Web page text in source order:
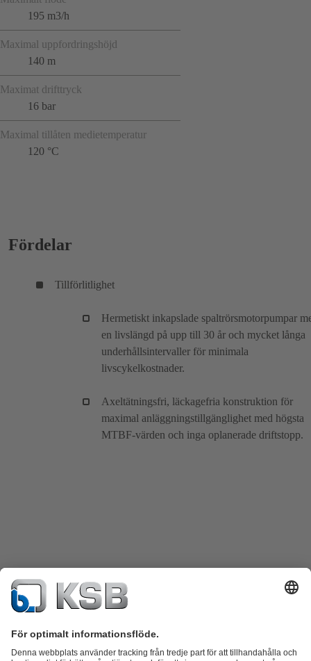
195 m3/h
Maximal uppfordringshöjd
140 m
Maximat drifttryck
16 bar
Maximal tillåten medietemperatur
120 °C
Fördelar
Tillförlitlighet
Hermetiskt inkapslade spaltrörsmotorpumpar
en livslängd på upp till 30 år och mycket långa
underhållsintervaller för minimala
livscykelkostnader.
Axeltätningsfri, läckagefria konstruktion för
maximal anläggningstillgänglighet med högsta
MTBF-värden och inga oplanerade driftstopp.